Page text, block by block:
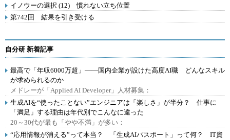
イノウーの選択 (12) 慣れない立ち位置
第742回 結果を引き受ける
自分研 新着記事
最高で「年収6000万超」――国内企業が設けた高度AI職 どんなスキル
が求められるのか
メドレーが「Applied AI Developer」人材募集：
生成AIを“使ったことない”エンジニアは「楽しさ」が半分？ 仕事に
「満足」する理由は年代別でこんなに違った
20～30代が最も「やや不満」が多い：
“応用情報が消える”って本当？ 「生成AIパスポート」って何？ IT資